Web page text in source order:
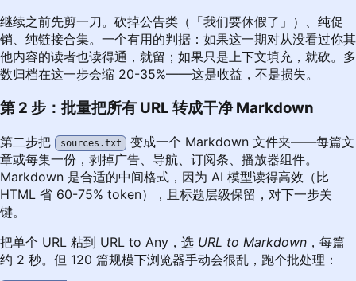
继续之前先剪一刀。砍掉公告类（「我们要休假了」）、纯促
销、纯链接合集。一个有用的判据：如果这一期对从没看过你其
他内容的读者也读得通，就留；如果只是上下文填充，就砍。多
数归档在这一步会缩 20-35%——这是收益，不是损失。
第 2 步：批量把所有 URL 转成干净 Markdown
第二步把 sources.txt
变成一个 Markdown 文件夹——每篇文
章或每集一份，剥掉广告、导航、订阅条、播放器组件。
Markdown 是合适的中间格式，因为 AI 模型读得高效（比
HTML 省 60-75% token），且标题层级保留，对下一步关
键。
把单个 URL 粘到 URL to Any ，选 URL to Markdown ，每篇
约 2 秒。但 120 篇规模下浏览器手动会很乱，跑个批处理：